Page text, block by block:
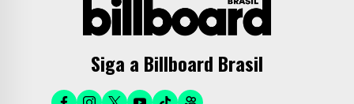
Siga a Billboard Brasil